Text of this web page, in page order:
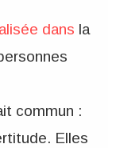
dans la
commun :
Elles